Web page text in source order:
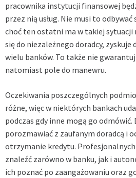
pracownika instytucji finansowej
przez nią usług. Nie musi to
choć ten ostatni ma w takiej sytuacji
się do niezależnego doradcy,
wielu banków. To także nie
natomiast pole do manewru.
Oczekiwania poszczególnych
różne, więc w niektórych bankach
podczas gdy inne mogą go
porozmawiać z zaufanym doradcą i
otrzymanie kredytu.
znaleźć zarówno w banku, jak i
ich poznać po zaangażowaniu oraz